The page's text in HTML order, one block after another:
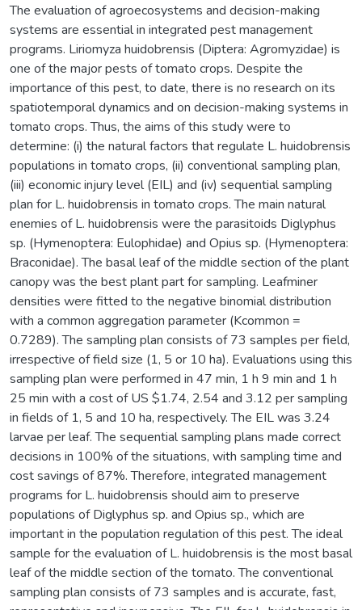
The evaluation of agroecosystems and decision-making
systems are essential in integrated pest management
programs. Liriomyza huidobrensis (Diptera: Agromyzidae) is
one of the major pests of tomato crops. Despite the
importance of this pest, to date, there is no research on its
spatiotemporal dynamics and on decision-making systems in
tomato crops. Thus, the aims of this study were to
determine: (i) the natural factors that regulate L. huidobrensis
populations in tomato crops, (ii) conventional sampling plan,
(iii) economic injury level (EIL) and (iv) sequential sampling
plan for L. huidobrensis in tomato crops. The main natural
enemies of L. huidobrensis were the parasitoids Diglyphus
sp. (Hymenoptera: Eulophidae) and Opius sp. (Hymenoptera:
Braconidae). The basal leaf of the middle section of the plant
canopy was the best plant part for sampling. Leafminer
densities were fitted to the negative binomial distribution
with a common aggregation parameter (Kcommon =
0.7289). The sampling plan consists of 73 samples per field,
irrespective of field size (1, 5 or 10 ha). Evaluations using this
sampling plan were performed in 47 min, 1 h 9 min and 1 h
25 min with a cost of US $1.74, 2.54 and 3.12 per sampling
in fields of 1, 5 and 10 ha, respectively. The EIL was 3.24
larvae per leaf. The sequential sampling plans made correct
decisions in 100% of the situations, with sampling time and
cost savings of 87%. Therefore, integrated management
programs for L. huidobrensis should aim to preserve
populations of Diglyphus sp. and Opius sp., which are
important in the population regulation of this pest. The ideal
sample for the evaluation of L. huidobrensis is the most basal
leaf of the middle section of the tomato. The conventional
sampling plan consists of 73 samples and is accurate, fast,